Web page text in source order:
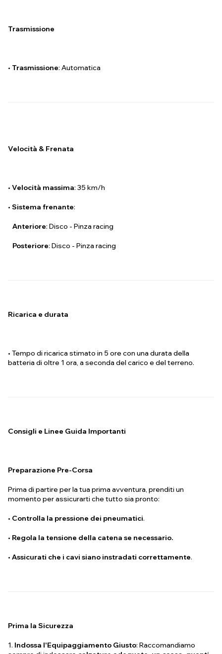
Trasmissione
• Trasmissione: Automatica
Velocità & Frenata
• Velocità massima: 35 km/h
• Sistema frenante:
Anteriore: Disco - Pinza racing
Posteriore: Disco - Pinza racing
Ricarica e durata
• Tempo di ricarica stimato in 5 ore con una durata della
batteria di oltre 1 ora, a seconda del carico e del terreno.
Consigli e Linee Guida Importanti
Preparazione Pre-Corsa
Prima di partire per la tua prima avventura, prenditi un
momento per assicurarti che tutto sia pronto:
• Controlla la pressione dei pneumatici.
• Regola la tensione della catena se necessario.
• Assicurati che i cavi siano instradati correttamente.
Prima la Sicurezza
1. Indossa l'Equipaggiamento Giusto: Raccomandiamo